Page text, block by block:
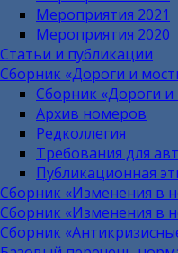
Мероприятия 2021
Мероприятия 2020
Статьи и публикации
Сборник «Дороги и
Сборник «Дороги и
Архив номеров
Редколлегия
Требования для
Публикационная
Сборник «Изменения в
Сборник «Изменения в
Сборник